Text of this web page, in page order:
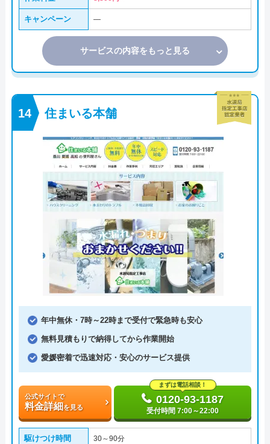
キャンペーン ―
サービスの内容をもっと見る
住まいる本舗
年中無休・7時～22時まで受付で緊急時も安心
無料見積もりで納得してから作業開始
愛媛密着で迅速対応・安心のサービス提供
公式サイトで
料金詳細を見る
まずは電話相談！
0120-93-1187
受付時間 7:00～22:00
駆けつけ時間 30～90分